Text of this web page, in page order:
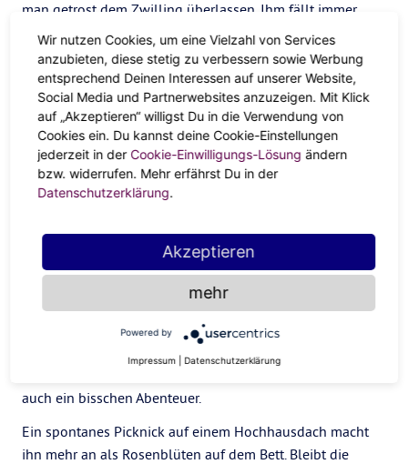
man getrost dem Zwilling überlassen. Ihm fällt immer
etwas völlig Überraschendes ein. Jeder, der nicht
überzeugt ist, wird einfach an die Wand diskutiert. Ein
Zwillinge-Pro: sie sind lieber Team-Player als Boss.
Das brauchen Zwillinge in der
Liebe
Intelligenz ist sexy.Zwillinge in der Liebe sind die
zweitrangig. Sie lieben ein hohes Energielevel und
jemanden, mit dem sie über die gleichen Wortspiele
lachen können. Jemand, der ihnen intellektuell nicht das
Wasser reichen kann, interessiert sie nicht lange. Dating
muss den Zwilling inhaltlich begeistern. Stundenlange
Gespräche reizen ihn anfangs mehr als romantische
auch ein bisschen Abenteuer.
Ein spontanes Picknick auf einem Hochhausdach macht
ihn mehr an als Rosenblüten auf dem Bett. Bleibt die
Wir nutzen Cookies, um eine Vielzahl von Services
anzubieten, diese stetig zu verbessern sowie Werbung
entsprechend Deinen Interessen auf unserer Website,
Social Media und Partnerwebsites anzuzeigen. Mit Klick
auf „Akzeptieren“ willigst Du in die Verwendung von
Cookies ein. Du kannst deine Cookie-Einstellungen
jederzeit in der Cookie-Einwilligungs-Lösung ändern
bzw. widerrufen. Mehr erfährst Du in der
Datenschutzerklärung.
Akzeptieren
mehr
Powered by
Impressum Datenschutzerklärung